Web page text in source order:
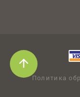
Политика